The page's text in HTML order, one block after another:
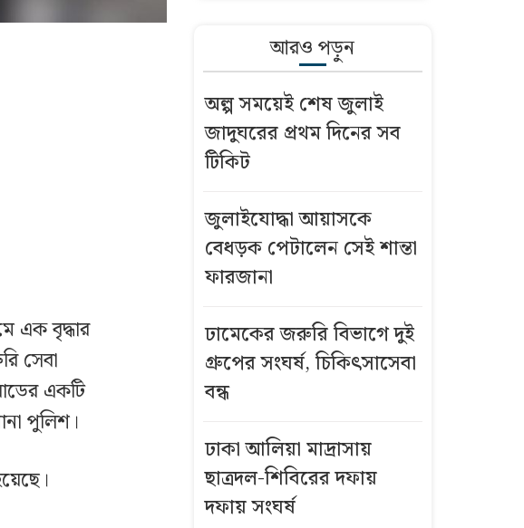
এক বৃদ্ধার
সেবা
একটি
পুলিশ।
বিএনপির নারী
এমপিকে আইনি
নোটিশ পাঠালেন
আসিফ মাহমুদ
যাচ্ছেন? মুখ
খুললেন মেসি
কাজী জেসিন?
সাঈদের ছবি-
ভিডিও বাদ
দেওয়ার নেপথ্যে
আরও পড়ুন
অল্প সময়েই শেষ জুলাই
জাদুঘরের প্রথম দিনের সব
টিকিট
জুলাইযোদ্ধা আয়াসকে
বেধড়ক পেটালেন সেই শান্তা
ফারজানা
ঢামেকের জরুরি বিভাগে দুই
গ্রুপের সংঘর্ষ, চিকিৎসাসেবা
বন্ধ
ঢাকা আলিয়া মাদ্রাসায়
ছাত্রদল-শিবিরের দফায়
দফায় সংঘর্ষ